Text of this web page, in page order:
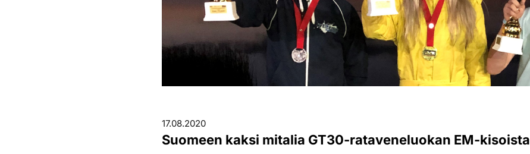
17.08.2020
Suomeen kaksi mitalia GT30-rataveneluokan EM-kisoista